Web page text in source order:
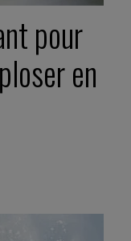
pour
en